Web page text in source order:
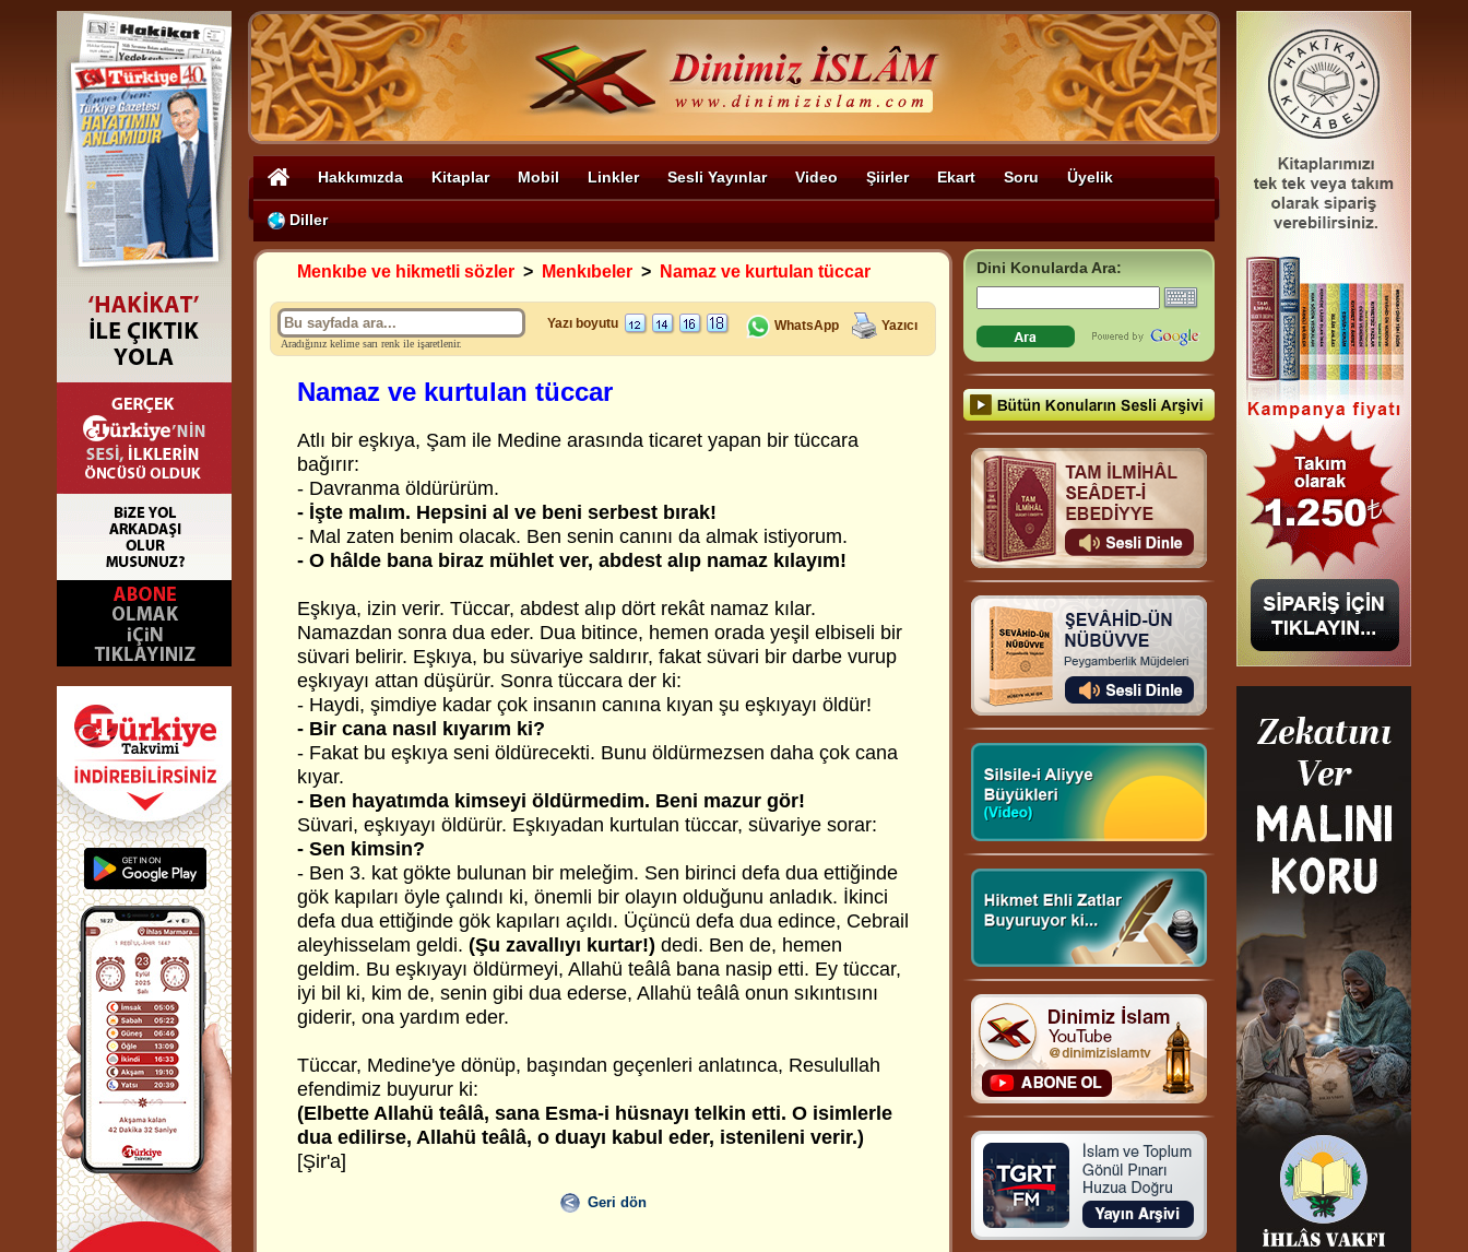
Hakkımızda Kitaplar Mobil Linkler Sesli Yayınlar Video Şiirler Ekart Soru Üyelik
Diller
Menkıbe ve hikmetli sözler > Menkıbeler > Namaz ve kurtulan tüccar
Aradığınız kelime sarı renk ile işaretlenir.
Yazı boyutu WhatsApp Yazıcı
Namaz ve kurtulan tüccar
Atlı bir eşkıya, Şam ile Medine arasında ticaret yapan bir tüccara
bağırır:
- Davranma öldürürüm.
- İşte malım. Hepsini al ve beni serbest bırak!
- Mal zaten benim olacak. Ben senin canını da almak istiyorum.
- O hâlde bana biraz mühlet ver, abdest alıp namaz kılayım!
Eşkıya, izin verir. Tüccar, abdest alıp dört rekât namaz kılar.
Namazdan sonra dua eder. Dua bitince, hemen orada yeşil elbiseli bir
süvari belirir. Eşkıya, bu süvariye saldırır, fakat süvari bir darbe vurup
eşkıyayı attan düşürür. Sonra tüccara der ki:
- Haydi, şimdiye kadar çok insanın canına kıyan şu eşkıyayı öldür!
- Bir cana nasıl kıyarım ki?
- Fakat bu eşkıya seni öldürecekti. Bunu öldürmezsen daha çok cana
kıyar.
- Ben hayatımda kimseyi öldürmedim. Beni mazur gör!
Süvari, eşkıyayı öldürür. Eşkıyadan kurtulan tüccar, süvariye sorar:
- Sen kimsin?
- Ben 3. kat gökte bulunan bir meleğim. Sen birinci defa dua ettiğinde
gök kapıları öyle çalındı ki, önemli bir olayın olduğunu anladık. İkinci
defa dua ettiğinde gök kapıları açıldı. Üçüncü defa dua edince, Cebrail
aleyhisselam geldi. (Şu zavallıyı kurtar!) dedi. Ben de, hemen
geldim. Bu eşkıyayı öldürmeyi, Allahü teâlâ bana nasip etti. Ey tüccar,
iyi bil ki, kim de, senin gibi dua ederse, Allahü teâlâ onun sıkıntısını
giderir, ona yardım eder.
Tüccar, Medine'ye dönüp, başından geçenleri anlatınca, Resulullah
efendimiz buyurur ki:
(Elbette Allahü teâlâ, sana Esma-i hüsnayı telkin etti. O isimlerle
dua edilirse, Allahü teâlâ, o duayı kabul eder, istenileni verir.)
[Şir'a]
Geri dön
Dini Konularda Ara: